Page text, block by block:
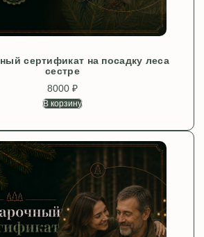
сертификат на посадку леса
сестре
8000 ₽
В корзину